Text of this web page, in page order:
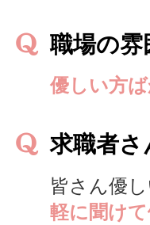
職場の
優しい方ば
求職者
皆さん優し
軽に聞け